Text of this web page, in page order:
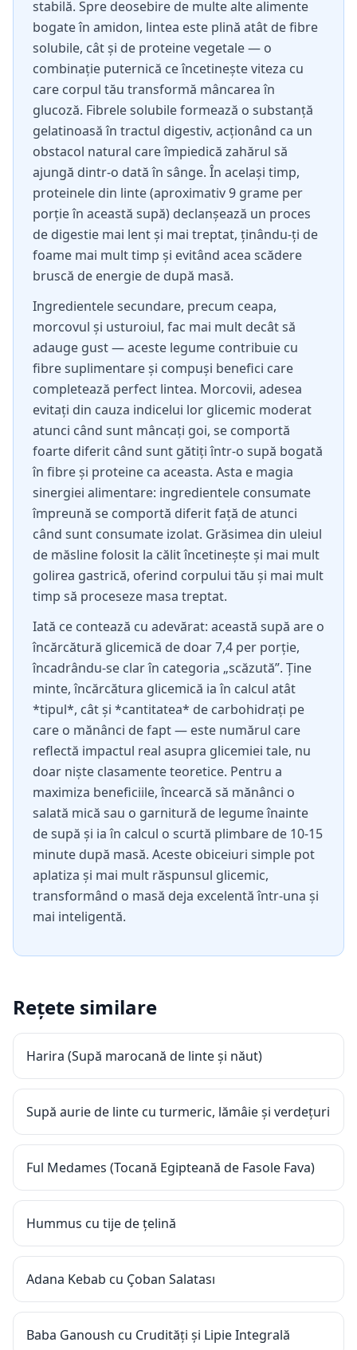
stabilă. Spre deosebire de multe alte alimente
bogate în amidon, lintea este plină atât de fibre
solubile, cât și de proteine vegetale — o
combinație puternică ce încetinește viteza cu
care corpul tău transformă mâncarea în
glucoză. Fibrele solubile formează o substanță
gelatinoasă în tractul digestiv, acționând ca un
obstacol natural care împiedică zahărul să
ajungă dintr-o dată în sânge. În același timp,
proteinele din linte (aproximativ 9 grame per
porție în această supă) declanșează un proces
de digestie mai lent și mai treptat, ținându-ți de
foame mai mult timp și evitând acea scădere
bruscă de energie de după masă.
Ingredientele secundare, precum ceapa,
morcovul și usturoiul, fac mai mult decât să
adauge gust — aceste legume contribuie cu
fibre suplimentare și compuși benefici care
completează perfect lintea. Morcovii, adesea
evitați din cauza indicelui lor glicemic moderat
atunci când sunt mâncați goi, se comportă
foarte diferit când sunt gătiți într-o supă bogată
în fibre și proteine ca aceasta. Asta e magia
sinergiei alimentare: ingredientele consumate
împreună se comportă diferit față de atunci
când sunt consumate izolat. Grăsimea din uleiul
de măsline folosit la călit încetinește și mai mult
golirea gastrică, oferind corpului tău și mai mult
timp să proceseze masa treptat.
Iată ce contează cu adevărat: această supă are o
încărcătură glicemică de doar 7,4 per porție,
încadrându-se clar în categoria „scăzută”. Ține
minte, încărcătura glicemică ia în calcul atât
*tipul*, cât și *cantitatea* de carbohidrați pe
care o mănânci de fapt — este numărul care
reflectă impactul real asupra glicemiei tale, nu
doar niște clasamente teoretice. Pentru a
maximiza beneficiile, încearcă să mănânci o
salată mică sau o garnitură de legume înainte
de supă și ia în calcul o scurtă plimbare de 10-15
minute după masă. Aceste obiceiuri simple pot
aplatiza și mai mult răspunsul glicemic,
transformând o masă deja excelentă într-una și
mai inteligentă.
Rețete similare
Harira (Supă marocană de linte și năut)
Supă aurie de linte cu turmeric, lămâie și verdețuri
Ful Medames (Tocană Egipteană de Fasole Fava)
Hummus cu tije de țelină
Adana Kebab cu Çoban Salatası
Baba Ganoush cu Crudități și Lipie Integrală